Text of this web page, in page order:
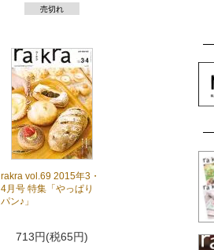
売切れ
rakra vol.69 2015年3・
4月号 特集「やっぱり
パン♪」
713円(税65円)